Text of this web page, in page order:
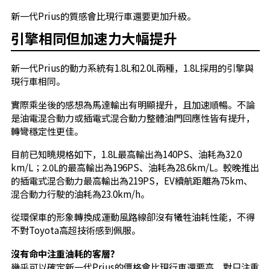
新一代Prius的質感會比現行車還要更加升級。
引擎相同但加速力大幅提升
新一代Prius的動力系統有1.8L和2.0L兩種，1.8L採用的引擎與
現行車相同。
實際乘坐後的感想為馬達輸出有明顯提升，且加速順暢。不論
是油電混合動力或插電式混合動力整體油門回應性皆有提升，
轉彎穩定性更佳。
目前已知曉規格如下，1.8L最高輸出為140PS、油耗為32.0
km/L；2.0L的最高輸出為196PS、油耗為28.6km/L。較晚推出
的插電式混合動力最高輸出為219PS，EV續航距離為75km、
混合動力行駛的油耗為23.0km/h。
從環保車的形象轉換成運動風路線卻沒有犧牲油耗性能，不得
不對Toyota高超技術感到佩服。
沒有命中注重油耗的客層?
幾乎可以確定新一代Prius的價格會比現行車還要高，對只注重